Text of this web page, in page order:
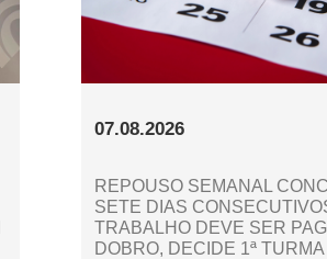
07.08.2026
REPOUSO SEMANAL
SETE DIAS
TRABALHO DEVE SER
DOBRO, DECIDE 1ª